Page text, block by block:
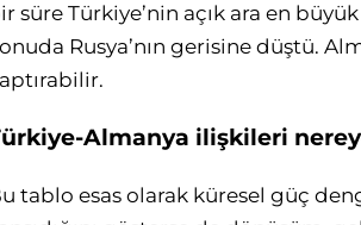
süre Türkiye’nin açık ara en
Rusya’nın gerisine düştü.
Almanya ilişkileri
tablo esas olarak küresel güç